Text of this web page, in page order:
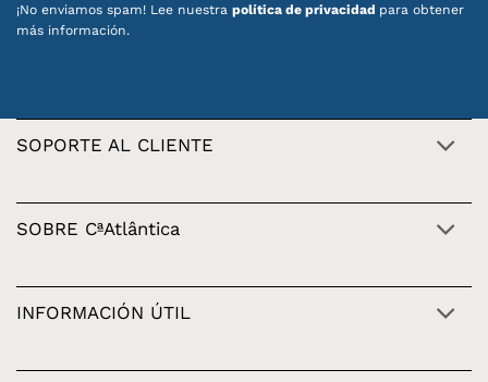
¡No enviamos spam! Lee nuestra política de privacidad para obtener
más información.
SOPORTE AL CLIENTE
SOBRE CªAtlântica
INFORMACIÓN ÚTIL